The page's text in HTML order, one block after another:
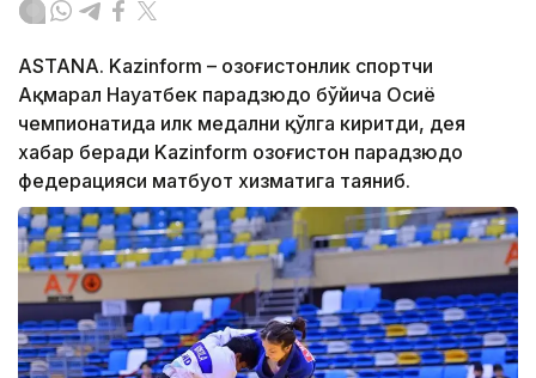
ASTANA. Kazinform – Қозоғистонлик спортчи
Ақмарал Науатбек парадзюдо бўйича Осиё
чемпионатида илк медални қўлга киритди, дея
хабар беради Kazinform Қозоғистон парадзюдо
федерацияси матбуот хизматига таяниб.